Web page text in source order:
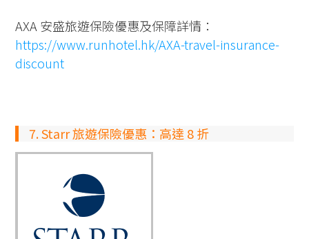
AXA 安盛旅遊保險優惠及保障詳情：
https://www.runhotel.hk/AXA-travel-insurance-
discount
7. Starr 旅遊保險優惠：高達 8 折